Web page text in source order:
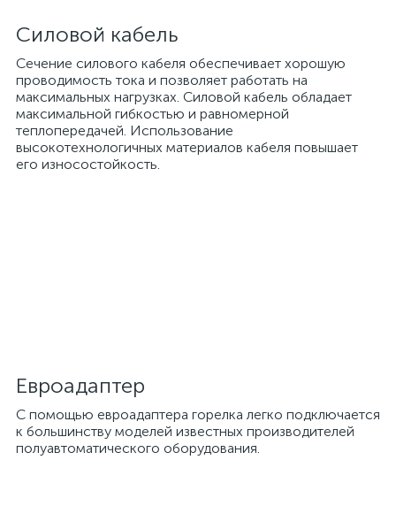
Силовой кабель
Сечение силового кабеля обеспечивает хорошую
проводимость тока и позволяет работать на
максимальных нагрузках. Силовой кабель обладает
максимальной гибкостью и равномерной
теплопередачей. Использование
высокотехнологичных материалов кабеля повышает
его износостойкость.
Евроадаптер
С помощью евроадаптера горелка легко подключается
к большинству моделей известных производителей
полуавтоматического оборудования.